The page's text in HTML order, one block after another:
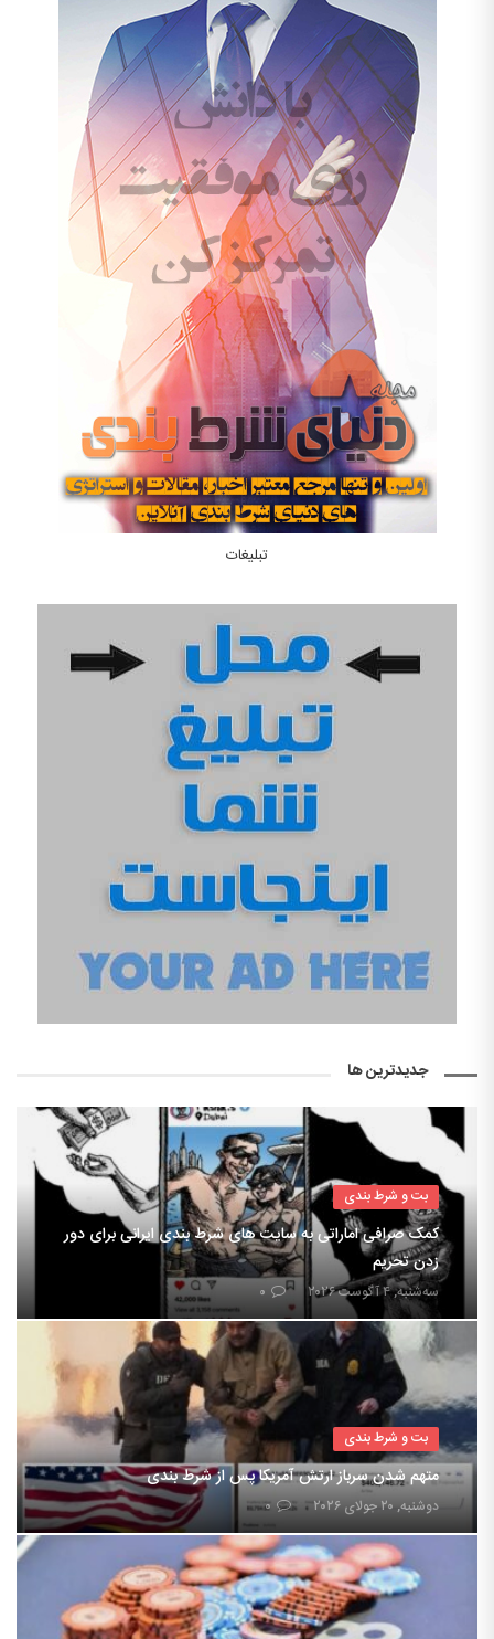
تبلیغات
جدیدترین ها
بت و شرط بندی
کمک صرافی اماراتی به سایت های شرط بندی ایرانی برای دور
زدن تحریم
سه‌شنبه, ۴ آگوست ۲۰۲۶ ۰
بت و شرط بندی
متهم شدن سرباز ارتش آمریکا پس از شرط بندی
دوشنبه, ۲۰ جولای ۲۰۲۶ ۰